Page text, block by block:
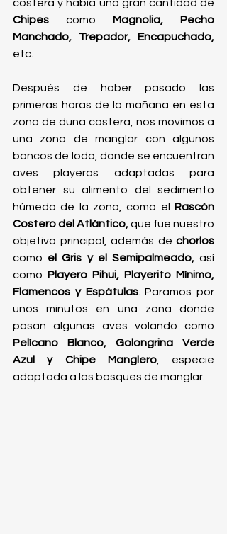
Chipes como Magnolia, Pecho
Manchado, Trepador, Encapuchado,
etc.
Después de haber pasado las
primeras horas de la mañana en esta
zona de duna costera, nos movimos a
una zona de manglar con algunos
bancos de lodo, donde se encuentran
aves playeras adaptadas para
obtener su alimento del sedimento
húmedo de la zona, como el Rascón
Costero del Atlántico, que fue nuestro
objetivo principal, además de
como el Gris y el Semipalmeado, así
como Playero Pihui, Playerito Mínimo,
Flamencos y Espátulas. Paramos por
unos minutos en una zona donde
Pelícano Blanco, Golongrina Verde
Azul y Chipe Manglero, especie
adaptada a los bosques de manglar.